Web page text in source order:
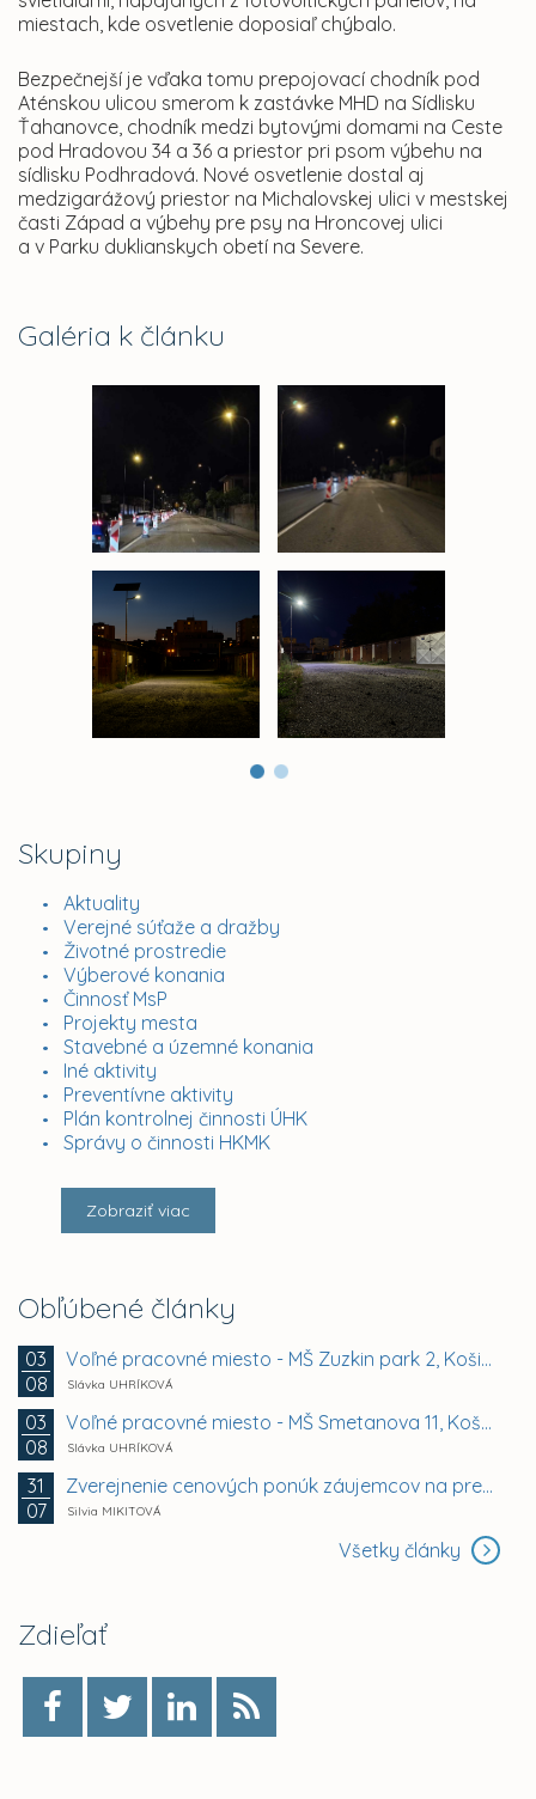
Galéria k článku
Skupiny
Aktuality
Verejné súťaže a dražby
Životné prostredie
Výberové konania
Činnosť MsP
Projekty mesta
Stavebné a územné konania
Iné aktivity
Preventívne aktivity
Plán kontrolnej činnosti ÚHK
Správy o činnosti HKMK
Zobraziť viac
Obľúbené články
03
08
Voľné pracovné miesto - MŠ Zuzkin park 2, Košice -...
Slávka UHRÍKOVÁ
03
08
Voľné pracovné miesto - MŠ Smetanova 11, Košice -...
Slávka UHRÍKOVÁ
31
07
Zverejnenie cenových ponúk záujemcov na prenájom...
Silvia MIKITOVÁ
Všetky články
Zdieľať
miestach, kde osvetlenie doposiaľ chýbalo.
Bezpečnejší je vďaka tomu prepojovací chodník pod
Aténskou ulicou smerom k zastávke MHD na Sídlisku
Ťahanovce, chodník medzi bytovými domami na Ceste
pod Hradovou 34 a 36 a priestor pri psom výbehu na
sídlisku Podhradová. Nové osvetlenie dostal aj
medzigarážový priestor na Michalovskej ulici v mestskej
časti Západ a výbehy pre psy na Hroncovej ulici
a v Parku duklianskych obetí na Severe.